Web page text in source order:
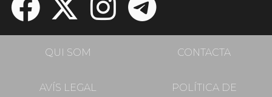
QUI SOM CONTACTA
AVÍS LEGAL
POLÍTICA DE